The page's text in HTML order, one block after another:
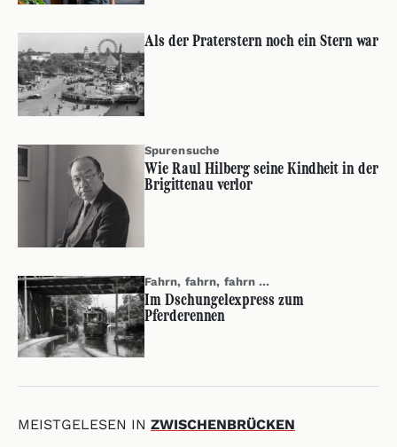
Als der Praterstern noch ein Stern war
Spurensuche
Wie Raul Hilberg seine Kindheit in der
Brigittenau verlor
Fahrn, fahrn, fahrn …
Im Dschungelexpress zum
Pferderennen
MEISTGELESEN IN ZWISCHENBRÜCKEN